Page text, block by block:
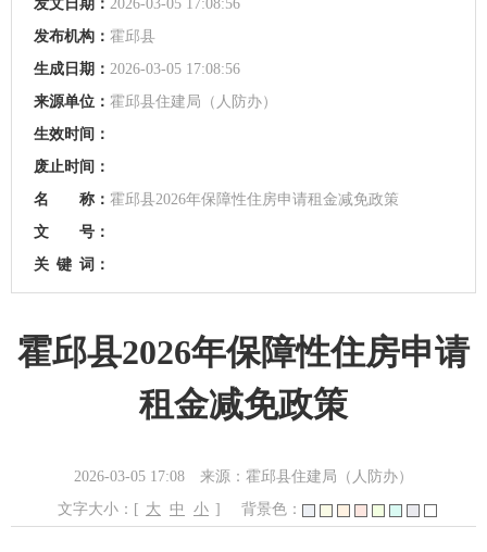
发文日期： 2026-03-05 17:08:56
发布机构： 霍邱县
生成日期： 2026-03-05 17:08:56
来源单位： 霍邱县住建局（人防办）
生效时间：
废止时间：
名 称： 霍邱县2026年保障性住房申请租金减免政策
文 号：
关 键 词：
霍邱县2026年保障性住房申请
租金减免政策
2026-03-05 17:08
来源：霍邱县住建局（人防办）
文字大小：[ 大 中 小 ] 背景色：